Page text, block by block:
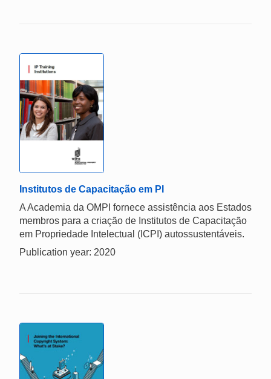
Institutos de Capacitação em PI
A Academia da OMPI fornece assistência aos Estados
membros para a criação de Institutos de Capacitação
em Propriedade Intelectual (ICPI) autossustentáveis.
Publication year: 2020